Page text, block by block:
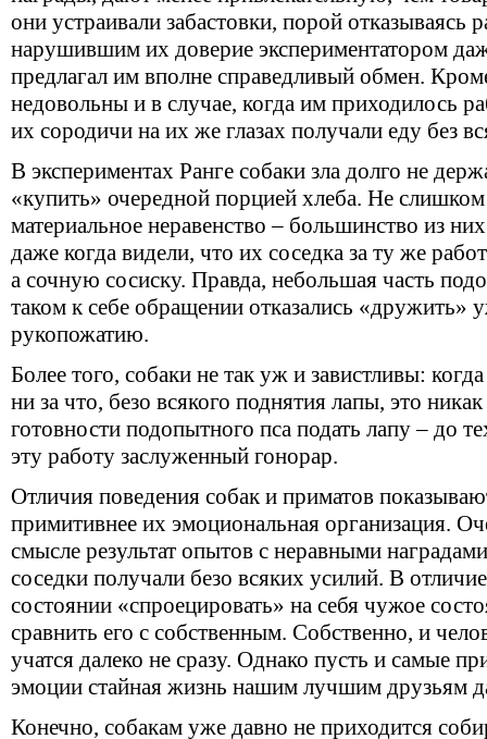
они устраивали забастовки, порой отказываясь
нарушившим их доверие экспериментатором
предлагал им вполне справедливый обмен.
недовольны и в случае, когда им приходилось
их сородичи на их же глазах получали еду без
В экспериментах Ранге собаки зла долго не
«купить» очередной порцией хлеба. Не
материальное неравенство – большинство из
даже когда видели, что их соседка за ту же
а сочную сосиску. Правда, небольшая часть
таком к себе обращении отказались «дружить»
рукопожатию.
Более того, собаки не так уж и завистливы:
ни за что, безо всякого поднятия лапы, это
готовности подопытного пса подать лапу – до
эту работу заслуженный гонорар.
Отличия поведения собак и приматов
примитивнее их эмоциональная организация.
смысле результат опытов с неравными
соседки получали безо всяких усилий. В
состоянии «спроецировать» на себя чужое
сравнить его с собственным. Собственно, и
учатся далеко не сразу. Однако пусть и самые
эмоции стайная жизнь нашим лучшим друзьям
Конечно, собакам уже давно не приходится